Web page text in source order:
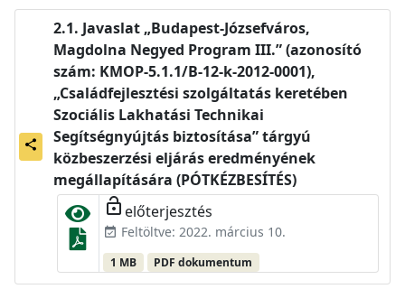
share
Javaslat „Budapest-Józsefváros,
Magdolna Negyed Program III.” (azonosító
szám: KMOP-5.1.1/B-12-k-2012-0001),
„Családfejlesztési szolgáltatás keretében
Szociális Lakhatási Technikai
Segítségnyújtás biztosítása” tárgyú
közbeszerzési eljárás eredményének
megállapítására (PÓTKÉZBESÍTÉS)
lock_open előterjesztés
event_available Feltöltve: 2022. március 10.
1 MB PDF dokumentum